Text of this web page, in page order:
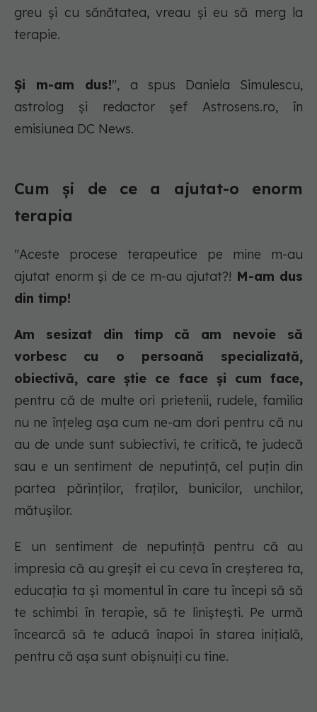
greu și cu sănătatea, vreau și eu să merg la
terapie.
Și m-am dus!", a spus Daniela Simulescu,
astrolog și redactor șef Astrosens.ro, în
emisiunea DC News.
Cum și de ce a ajutat-o enorm
terapia
"Aceste procese terapeutice pe mine m-au
ajutat enorm și de ce m-au ajutat?! M-am dus
din timp!
Am sesizat din timp că am nevoie să
vorbesc cu o persoană specializată,
obiectivă, care știe ce face și cum face,
pentru că de multe ori prietenii, rudele, familia
nu ne înțeleg așa cum ne-am dori pentru că nu
au de unde sunt subiectivi, te critică, te judecă
sau e un sentiment de neputință, cel puțin din
partea părinților, fraților, bunicilor, unchilor,
mătușilor.
E un sentiment de neputință pentru că au
impresia că au greșit ei cu ceva în creșterea ta,
educația ta și momentul în care tu începi să să
te schimbi în terapie, să te liniștești. Pe urmă
încearcă să te aducă înapoi în starea inițială,
pentru că așa sunt obișnuiți cu tine.